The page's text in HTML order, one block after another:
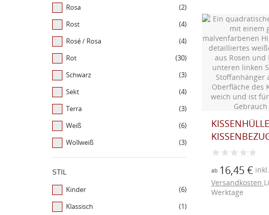
Rosa
(2)
Rost
(4)
Rosé / Rosa
(4)
Rot
(30)
Schwarz
(3)
Sekt
(4)
Terra
(3)
Weiß
(6)
Wollweiß
(3)
STIL
Kinder
(6)
Klassisch
(1)
ab 16,45 €
Versandkosten
Werktage